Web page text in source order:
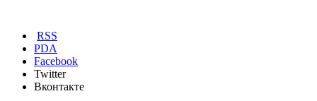
RSS
PDA
Facebook
Twitter
Вконтакте